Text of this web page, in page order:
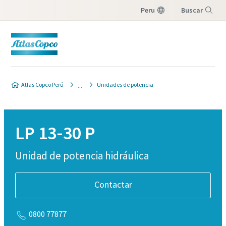
Peru Buscar
Atlas Copco Perú Unidades de potencia
LP 13-30 P
Unidad de potencia hidráulica
Contactar
0800 77877